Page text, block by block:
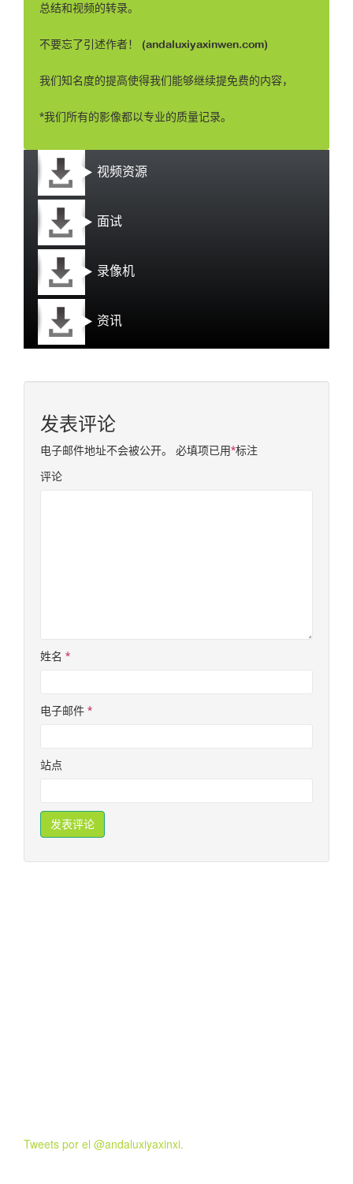
总结和视频的转录。
不要忘了引述作者！ (andaluxiyaxinwen.com)
我们知名度的提高使得我们能够继续提免费的内容，
*我们所有的影像都以专业的质量记录。
视频资源
面试
录像机
资讯
发表评论
电子邮件地址不会被公开。 必填项已用*标注
评论
姓名 *
电子邮件 *
站点
Tweets por el @andaluxiyaxinxi.